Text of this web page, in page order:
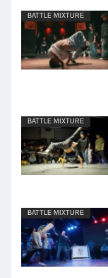
BATTLE MIXTURE
BATTLE MIXTURE
BATTLE MIXTURE